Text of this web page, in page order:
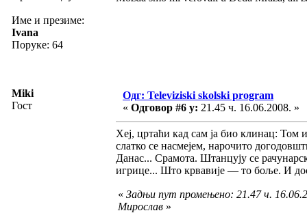
Име и презиме:
Ivana
Поруке: 64
Miki
Гост
Одг: Televiziski skolski program
« Одговор #6 у: 21.45 ч. 16.06.2008. »
Хеј, цртаћи кад сам ја био клинац:
слатко се насмејем, нарочито
Данас... Срамота. Штанцују се
игрице... Што крвавије — то боље. И
« Задњи пут промењено: 21.47 ч.
Мирослав »